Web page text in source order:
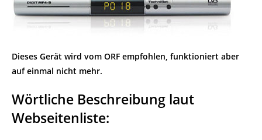
Dieses Gerät wird vom ORF empfohlen, funktioniert aber
auf einmal nicht mehr.
Wörtliche Beschreibung laut
Webseitenliste: